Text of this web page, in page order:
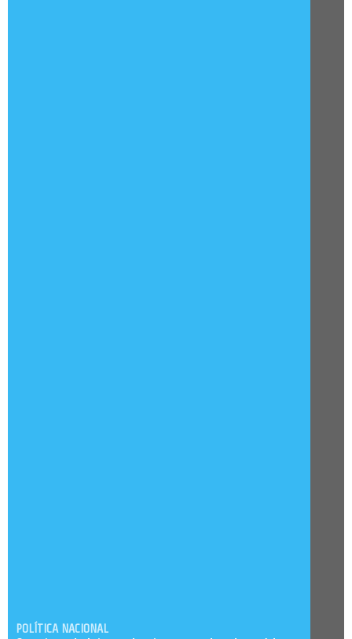
POLÍTICA NACIONAL